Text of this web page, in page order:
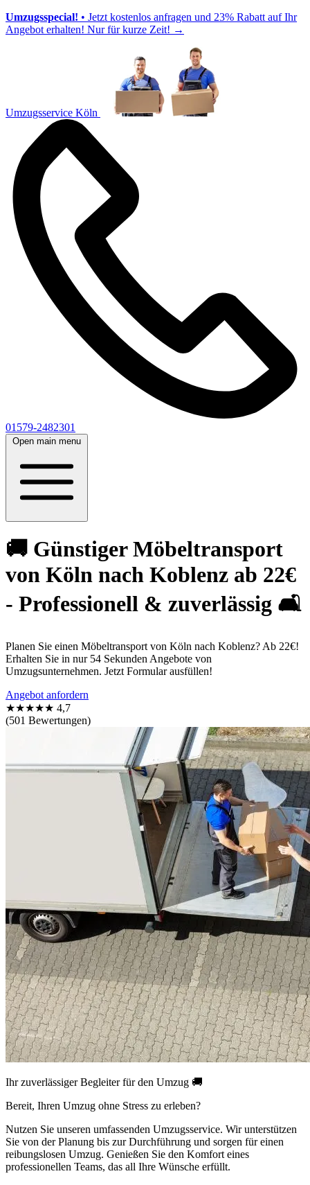
Umzugsspecial! • Jetzt kostenlos anfragen und 23% Rabatt auf Ihr
Angebot erhalten! Nur für kurze Zeit! →
Umzugsservice Köln
01579-2482301
Open main menu
🚚 Günstiger Möbeltransport
von Köln nach Koblenz ab 22€
- Professionell & zuverlässig 🛋️
Planen Sie einen Möbeltransport von Köln nach Koblenz? Ab 22€!
Erhalten Sie in nur 54 Sekunden Angebote von
Umzugsunternehmen. Jetzt Formular ausfüllen!
Angebot anfordern
★★★★★ 4,7
(501 Bewertungen)
Ihr zuverlässiger Begleiter für den Umzug 🚚
Bereit, Ihren Umzug ohne Stress zu erleben?
Nutzen Sie unseren umfassenden Umzugsservice. Wir unterstützen
Sie von der Planung bis zur Durchführung und sorgen für einen
reibungslosen Umzug. Genießen Sie den Komfort eines
professionellen Teams, das all Ihre Wünsche erfüllt.